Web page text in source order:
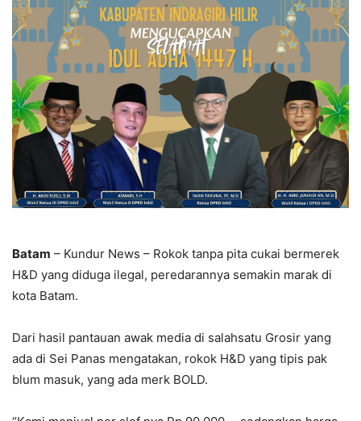
Batam – Kundur News – Rokok tanpa pita cukai bermerek
H&D yang diduga ilegal, peredarannya semakin marak di
kota Batam.
Dari hasil pantauan awak media di salahsatu Grosir yang
ada di Sei Panas mengatakan, rokok H&D yang tipis pak
blum masuk, yang ada merk BOLD.